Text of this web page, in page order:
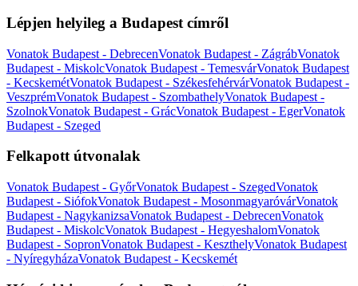
Lépjen helyileg a Budapest címről
Vonatok Budapest - DebrecenVonatok Budapest - ZágrábVonatok
Budapest - MiskolcVonatok Budapest - TemesvárVonatok Budapest
- KecskemétVonatok Budapest - SzékesfehérvárVonatok Budapest -
VeszprémVonatok Budapest - SzombathelyVonatok Budapest -
SzolnokVonatok Budapest - GrácVonatok Budapest - EgerVonatok
Budapest - Szeged
Felkapott útvonalak
Vonatok Budapest - GyőrVonatok Budapest - SzegedVonatok
Budapest - SiófokVonatok Budapest - MosonmagyaróvárVonatok
Budapest - NagykanizsaVonatok Budapest - DebrecenVonatok
Budapest - MiskolcVonatok Budapest - HegyeshalomVonatok
Budapest - SopronVonatok Budapest - KeszthelyVonatok Budapest
- NyíregyházaVonatok Budapest - Kecskemét